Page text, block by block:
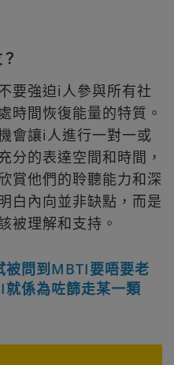
要強迫i人參與所有社
時間恢復能量的特質。
會讓i人進行一對一或
分的表達空間和時間，
賞他們的聆聽能力和深
白內向並非缺點，而是
被理解和支持。
問到MBTI要唔要老
係為咗篩走某一類